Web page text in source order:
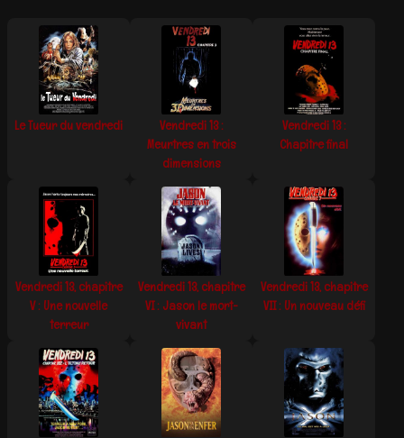
Le Tueur du vendredi
Vendredi 13 :
Meurtres en trois
dimensions
Vendredi 13 :
Chapitre final
Vendredi 13, chapitre
V : Une nouvelle
terreur
Vendredi 13, chapitre
VI : Jason le mort-
vivant
Vendredi 13, chapitre
VII : Un nouveau défi